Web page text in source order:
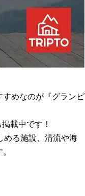
めなのが『グランピ
載中です！
める施設、清流や海